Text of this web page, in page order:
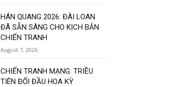
HÁN QUANG 2026: ĐÀI LOAN
ĐÃ SẴN SÀNG CHO KỊCH BẢN
CHIẾN TRANH
August 7, 2026
CHIẾN TRANH MẠNG: TRIỀU
TIÊN ĐỐI ĐẦU HOA KỲ